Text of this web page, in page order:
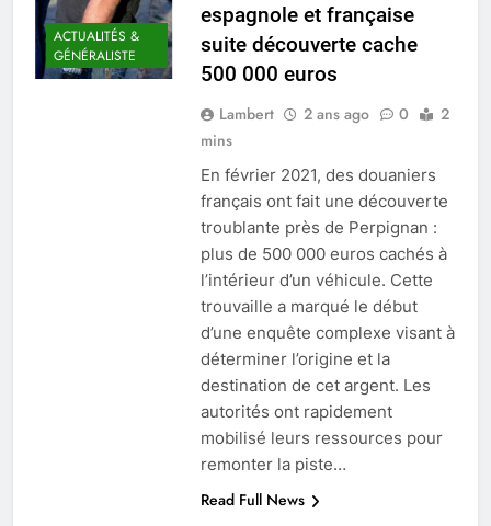
ACTUALITÉS &
GÉNÉRALISTE
espagnole et française
suite découverte cache
500 000 euros
Lambert 2 ans ago 0
2
mins
En février 2021, des douaniers
français ont fait une découverte
troublante près de Perpignan :
plus de 500 000 euros cachés à
l’intérieur d’un véhicule. Cette
trouvaille a marqué le début
d’une enquête complexe visant à
déterminer l’origine et la
destination de cet argent. Les
autorités ont rapidement
mobilisé leurs ressources pour
remonter la piste…
Read Full News